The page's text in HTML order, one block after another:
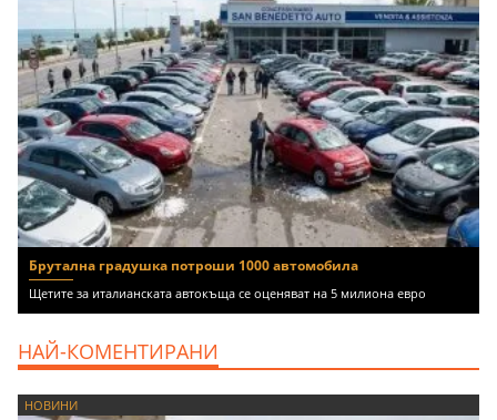
Брутална градушка потроши 1000 автомобила
Щетите за италианската автокъща се оценяват на 5 милиона евро
НАЙ-КОМЕНТИРАНИ
НОВИНИ